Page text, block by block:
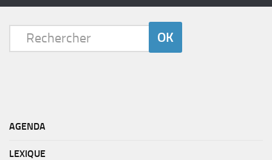
AGENDA
LEXIQUE